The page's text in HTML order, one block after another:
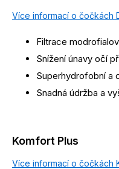
Více informací o čočkách
Filtrace
Snížení únavy očí
Superhydrofobní a
Snadná údržba a
Komfort Plus
Více informací o čočkách